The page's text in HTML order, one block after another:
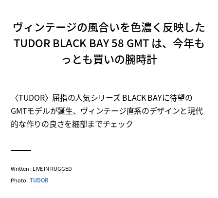
ヴィンテージの風合いを色濃く反映した
TUDOR BLACK BAY 58 GMT は、今年も
っとも買いの腕時計
〈TUDOR〉屈指の人気シリーズ BLACK BAYに待望の
GMTモデルが誕生、ヴィンテージ直系のデザインと現代
的な作りの良さを細部までチェック
Written : LIVE IN RUGGED
Photo :TUDOR